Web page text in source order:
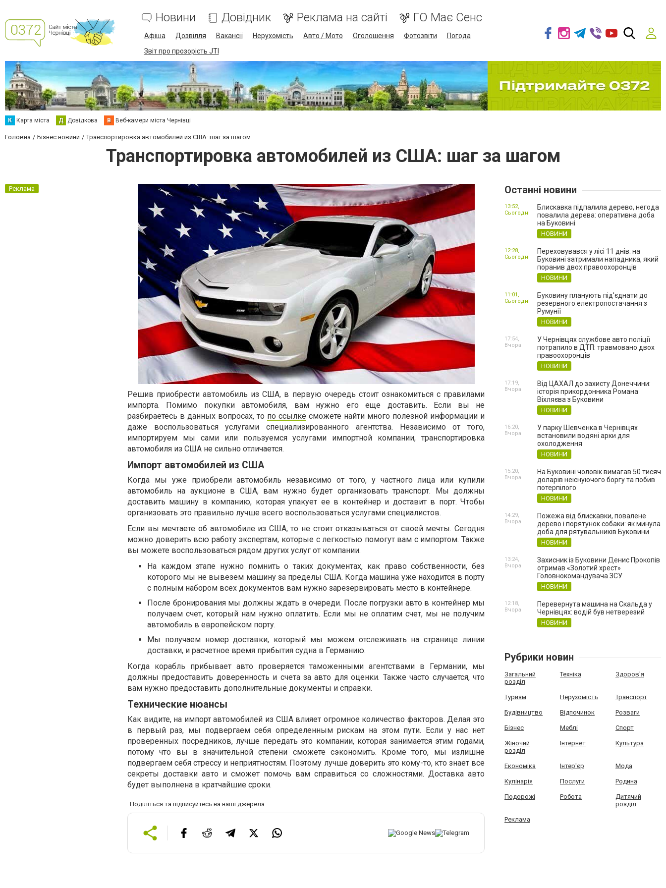
Новини Довідник Реклама на сайті ГО Має Сенс
Афіша Дозвілля Вакансії Нерухомість Авто / Мото Оголошення Фотозвіти
Погода
Звіт про прозорість JTI
К Карта міста Д Довідкова В Веб-камери міста Чернівці
Головна Бізнес новини Транспортировка автомобилей из США: шаг за шагом
Транспортировка автомобилей из США: шаг за шагом
Реклама
Решив приобрести автомобиль из США, в первую очередь стоит ознакомиться с правилами
импорта. Помимо покупки автомобиля, вам нужно его еще доставить. Если вы не
разбираетесь в данных вопросах, то по ссылке сможете найти много полезной информации и
даже воспользоваться услугами специализированного агентства. Независимо от того,
импортируем мы сами или пользуемся услугами импортной компании, транспортировка
автомобиля из США не сильно отличается.
Импорт автомобилей из США
Когда мы уже приобрели автомобиль независимо от того, у частного лица или купили
автомобиль на аукционе в США, вам нужно будет организовать транспорт. Мы должны
доставить машину в компанию, которая упакует ее в контейнер и доставит в порт. Чтобы
организовать это правильно лучше всего воспользоваться услугами специалистов.
Если вы мечтаете об автомобиле из США, то не стоит отказываться от своей мечты. Сегодня
можно доверить всю работу экспертам, которые с легкостью помогут вам с импортом. Также
вы можете воспользоваться рядом других услуг от компании.
На каждом этапе нужно помнить о таких документах, как право собственности, без
которого мы не вывезем машину за пределы США. Когда машина уже находится в порту
с полным набором всех документов вам нужно зарезервировать место в контейнере.
После бронирования мы должны ждать в очереди. После погрузки авто в контейнер мы
получаем счет, который нам нужно оплатить. Если мы не оплатим счет, мы не получим
автомобиль в европейском порту.
Мы получаем номер доставки, который мы можем отслеживать на странице линии
доставки, и расчетное время прибытия судна в Германию.
Когда корабль прибывает авто проверяется таможенными агентствами в Германии, мы
должны предоставить доверенность и счета за авто для оценки. Также часто случается, что
вам нужно предоставить дополнительные документы и справки.
Технические нюансы
Как видите, на импорт автомобилей из США влияет огромное количество факторов. Делая это
в первый раз, мы подвергаем себя определенным рискам на этом пути. Если у нас нет
проверенных посредников, лучше передать это компании, которая занимается этим годами,
потому что вы в значительной степени сможете сэкономить. Кроме того, мы излишне
подвергаем себя стрессу и неприятностям. Поэтому лучше доверить это кому-то, кто знает все
секреты доставки авто и сможет помочь вам справиться со сложностями. Доставка авто
будет выполнена в кратчайшие сроки.
Поділіться та підписуйтесь на наші джерела
Останні новини
Блискавка підпалила дерево, негода
повалила дерева: оперативна доба
на Буковині
НОВИНИ
13:52,
Сьогодні
Переховувався у лісі 11 днів: на
Буковині затримали нападника, який
поранив двох правоохоронців
НОВИНИ
12:28,
Сьогодні
Буковину планують під'єднати до
резервного електропостачання з
Румунії
НОВИНИ
11:01,
Сьогодні
У Чернівцях службове авто поліції
потрапило в ДТП: травмовано двох
правоохоронців
НОВИНИ
17:54,
Вчора
Від ЦАХАЛ до захисту Донеччини:
історія прикордонника Романа
Віхляєва з Буковини
НОВИНИ
17:19,
Вчора
У парку Шевченка в Чернівцях
встановили водяні арки для
охолодження
НОВИНИ
16:20,
Вчора
На Буковині чоловік вимагав 50 тисяч
доларів неіснуючого боргу та побив
потерпілого
НОВИНИ
15:20,
Вчора
Пожежа від блискавки, повалене
дерево і порятунок собаки: як минула
доба для рятувальників Буковини
НОВИНИ
14:29,
Вчора
Захисник із Буковини Денис Прокопів
отримав «Золотий хрест»
Головнокомандувача ЗСУ
НОВИНИ
13:24,
Вчора
Перевернута машина на Скальда у
Чернівцях: водій був нетверезий
НОВИНИ
12:18,
Вчора
Рубрики новин
Загальний
розділ
Техніка Здоров'я
Туризм Нерухомість Транспорт
Будівництво Відпочинок Розваги
Бізнес Меблі Спорт
Жіночий
розділ
Інтернет Культура
Економіка Інтер'єр Мода
Кулінарія Послуги Родина
Подорожі Робота
Дитячий
розділ
Реклама